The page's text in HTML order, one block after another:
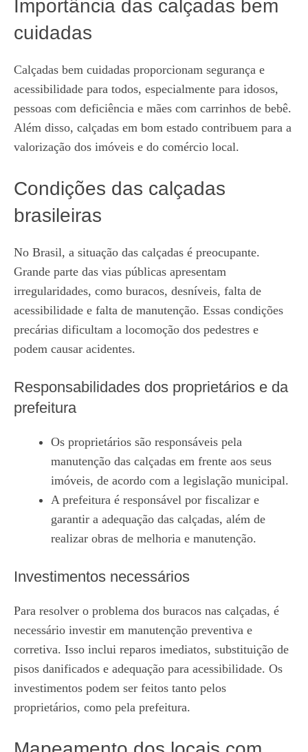
Importância das calçadas bem
cuidadas
Calçadas bem cuidadas proporcionam segurança e
acessibilidade para todos, especialmente para idosos,
pessoas com deficiência e mães com carrinhos de bebê.
Além disso, calçadas em bom estado contribuem para a
valorização dos imóveis e do comércio local.
Condições das calçadas
brasileiras
No Brasil, a situação das calçadas é preocupante.
Grande parte das vias públicas apresentam
irregularidades, como buracos, desníveis, falta de
acessibilidade e falta de manutenção. Essas condições
precárias dificultam a locomoção dos pedestres e
podem causar acidentes.
Responsabilidades dos proprietários e da
prefeitura
Os proprietários são responsáveis pela
manutenção das calçadas em frente aos seus
imóveis, de acordo com a legislação municipal.
A prefeitura é responsável por fiscalizar e
garantir a adequação das calçadas, além de
realizar obras de melhoria e manutenção.
Investimentos necessários
Para resolver o problema dos buracos nas calçadas, é
necessário investir em manutenção preventiva e
corretiva. Isso inclui reparos imediatos, substituição de
pisos danificados e adequação para acessibilidade. Os
investimentos podem ser feitos tanto pelos
proprietários, como pela prefeitura.